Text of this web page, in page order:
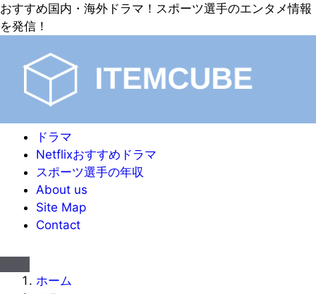
おすすめ国内・海外ドラマ！スポーツ選手のエンタメ情報
を発信！
ドラマ
Netflixおすすめドラマ
スポーツ選手の年収
About us
Site Map
Contact
ホーム